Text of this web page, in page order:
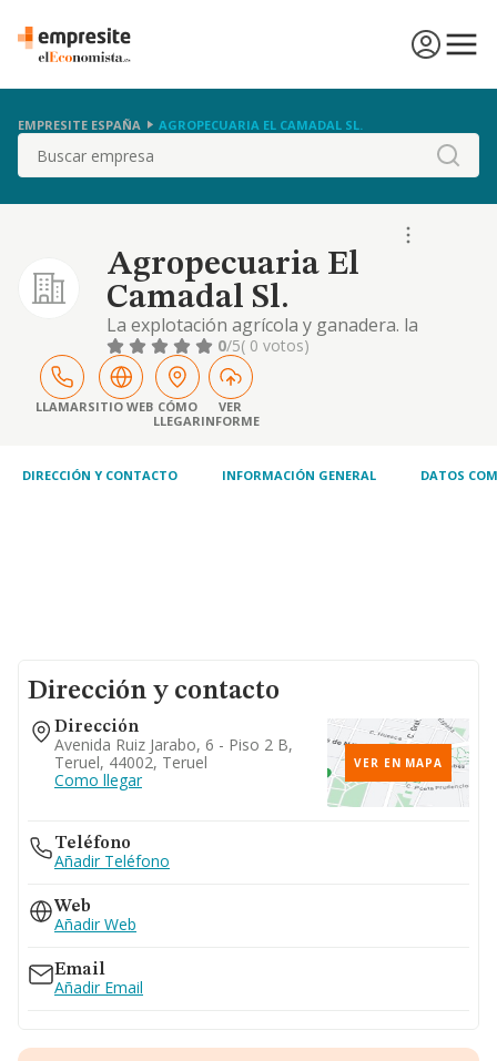
EMPRESITE ESPAÑA AGROPECUARIA EL CAMADAL SL.
Buscar
Agropecuaria El
Camadal Sl.
La explotación agrícola y ganadera. la
compraventa y engorde de ganado. el
comercio al por mayor de cereales, abonos y
animales vivos
0/5( 0 votos)
LLAMARSITIO WEB CÓMO
LLEGAR
VER
INFORME
DIRECCIÓN Y CONTACTO INFORMACIÓN GENERAL DATOS
Dirección y contacto
Dirección
Avenida Ruiz Jarabo, 6 - Piso 2 B,
Teruel, 44002, Teruel
Como llegar
VER EN MAPA
Teléfono
Añadir Teléfono
Web
Añadir Web
Email
Añadir Email